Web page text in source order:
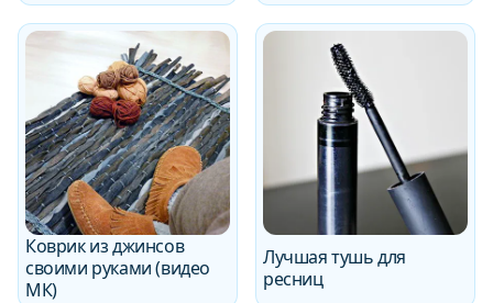
Коврик из джинсов
своими руками (видео
МК)
Лучшая тушь для
ресниц